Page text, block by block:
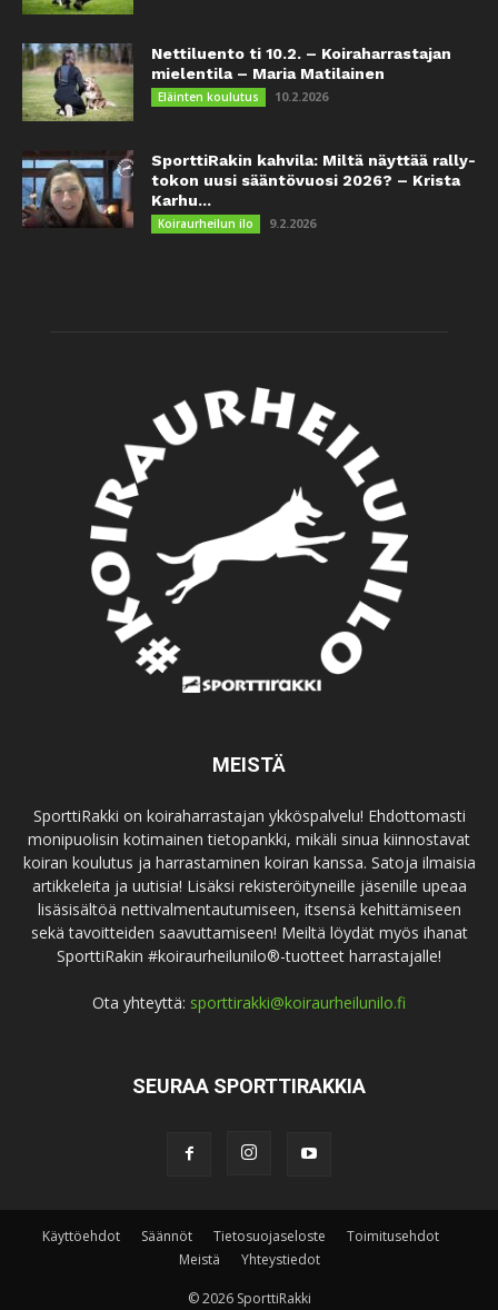
Nettiluento ti 10.2. – Koiraharrastajan
mielentila – Maria Matilainen
Eläinten koulutus 10.2.2026
SporttiRakin kahvila: Miltä näyttää rally-
tokon uusi sääntövuosi 2026? – Krista
Karhu...
Koiraurheilun ilo 9.2.2026
MEISTÄ
SporttiRakki on koiraharrastajan ykköspalvelu! Ehdottomasti
monipuolisin kotimainen tietopankki, mikäli sinua kiinnostavat
koiran koulutus ja harrastaminen koiran kanssa. Satoja ilmaisia
artikkeleita ja uutisia! Lisäksi rekisteröityneille jäsenille upeaa
lisäsisältöä nettivalmentautumiseen, itsensä kehittämiseen
sekä tavoitteiden saavuttamiseen! Meiltä löydät myös ihanat
SporttiRakin #koiraurheilunilo®-tuotteet harrastajalle!
Ota yhteyttä: sporttirakki@koiraurheilunilo.fi
SEURAA SPORTTIRAKKIA
Käyttöehdot Säännöt Tietosuojaseloste
Toimitusehdot
Meistä
Yhteystiedot
© 2026 SporttiRakki